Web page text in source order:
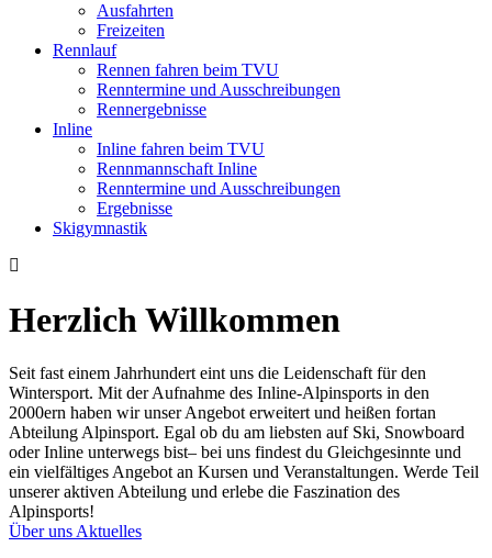
Ausfahrten
Freizeiten
Rennlauf
Rennen fahren beim TVU
Renntermine und Ausschreibungen
Rennergebnisse
Inline
Inline fahren beim TVU
Rennmannschaft Inline
Renntermine und Ausschreibungen
Ergebnisse
Skigymnastik
Herzlich Willkommen
Seit fast einem Jahrhundert eint uns die Leidenschaft für den
Wintersport. Mit der Aufnahme des Inline-Alpinsports in den
2000ern haben wir unser Angebot erweitert und heißen fortan
Abteilung Alpinsport. Egal ob du am liebsten auf Ski, Snowboard
oder Inline unterwegs bist– bei uns findest du Gleichgesinnte und
ein vielfältiges Angebot an Kursen und Veranstaltungen. Werde Teil
unserer aktiven Abteilung und erlebe die Faszination des
Alpinsports!
Über uns Aktuelles